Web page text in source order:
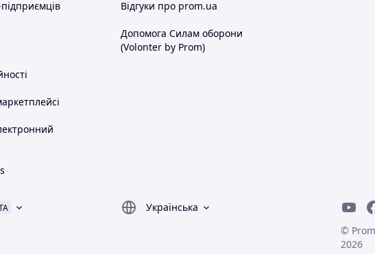
Відгуки про prom.ua
Допомога Силам оборони
(Volonter by Prom)
Українська
©
2026